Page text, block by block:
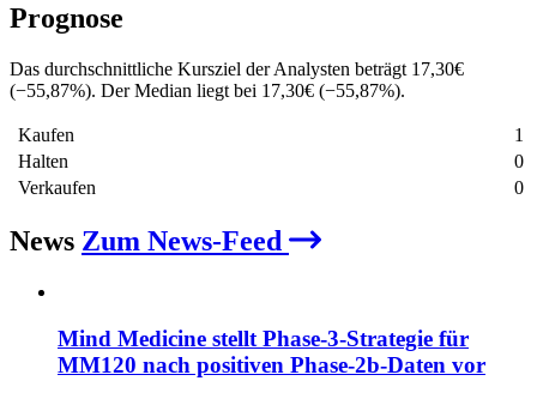
Prognose
Das durchschnittliche Kursziel der Analysten beträgt 17,30€
(−55,87%). Der Median liegt bei 17,30€ (−55,87%).
Kaufen
1
Halten
0
Verkaufen
0
News Zum News-Feed
Mind Medicine stellt Phase‑3‑Strategie für
MM120 nach positiven Phase‑2b‑Daten vor